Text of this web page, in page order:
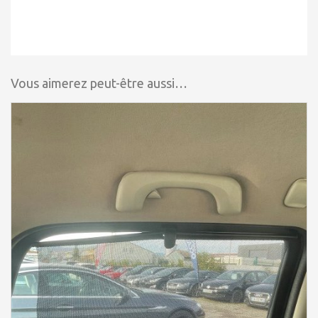
Vous aimerez peut-être aussi…